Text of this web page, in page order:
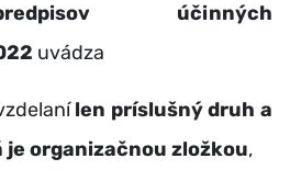
účinných
uvádza
len príslušný druh a
organizačnou zložkou,